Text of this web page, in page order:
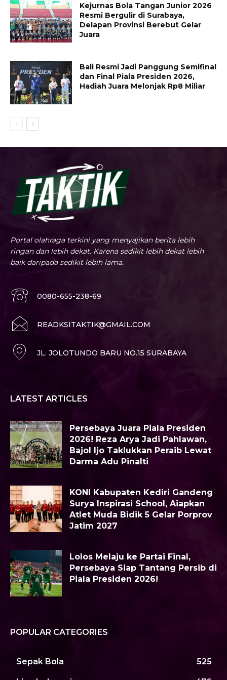
Kejurnas Bola Tangan Junior 2026
Resmi Bergulir di Surabaya,
Delapan Provinsi Berebut Gelar
Juara
Bali Resmi Jadi Panggung Semifinal
dan Final Piala Presiden 2026,
Hadiah Juara Melonjak Rp8 Miliar
Portal olahraga terkini yang menyajikan berita lebih
ringan dan lebih dekat. Karena sedikit lebih dekat lebih
baik daripada sedikit lebih lama.
0080-655-238-69
READKSITAKTIK@GMAIL.COM
JL. JOLOTUNDO BARU NO.15 SURABAYA
LATEST ARTICLES
Persebaya Juara Piala Presiden
2026! Reza Arya Jadi Pahlawan,
Bajol Ijo Taklukkan Peraib Lewat
Darma Adu Pinalti
KONI Kabupaten Kediri Gandeng
Surya Inspirasi School, Aiapkan
Atlet Muda Bidik 5 Gelar Porprov
Jatim 2027
Lolos Melaju ke Partai Final,
Persebaya Siap Tantang Persib di
Piala Presiden 2026!
POPULAR CATEGORIES
Sepak Bola 525